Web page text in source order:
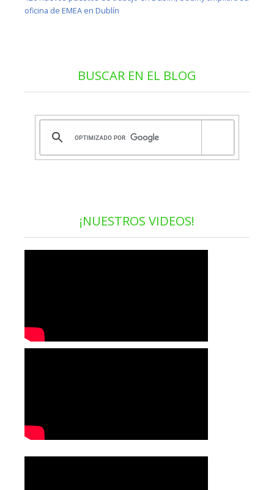
oficina de EMEA en Dublín
BUSCAR EN EL BLOG
¡NUESTROS VIDEOS!